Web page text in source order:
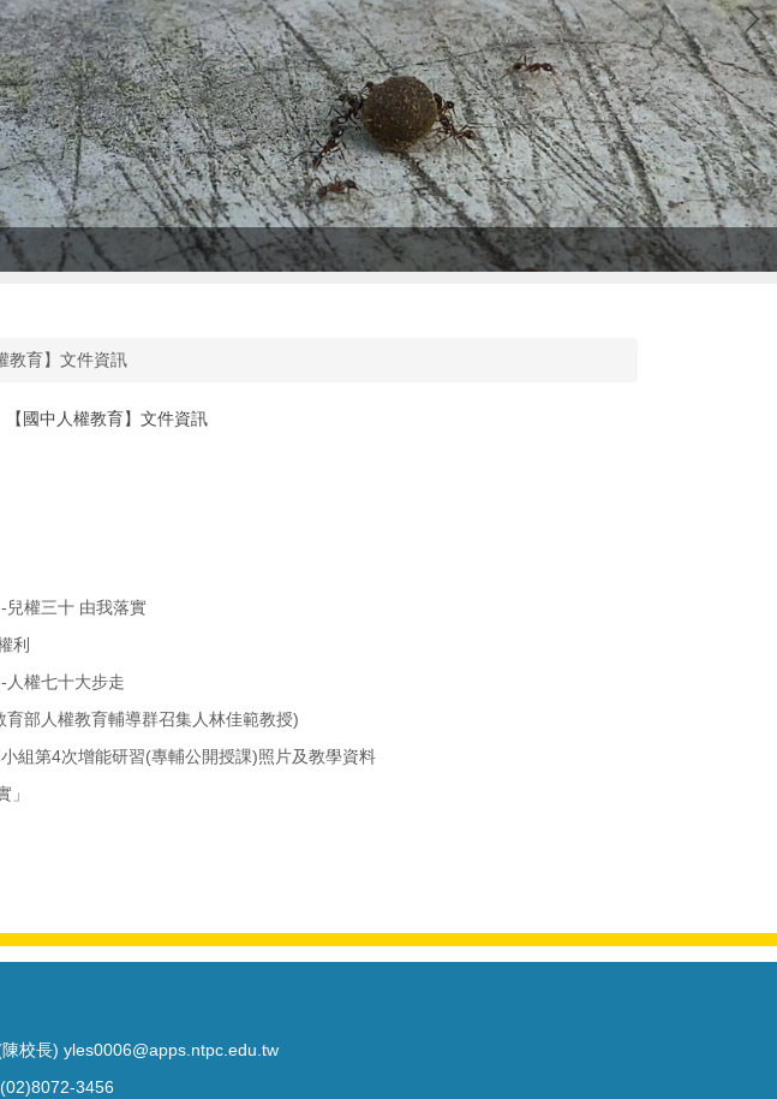
教育】文件資訊
【國中人權教育】文件資訊
兒權三十 由我落實
利
人權七十大步走
育部人權教育輔導群召集人林佳範教授)
組第4次增能研習(專輔公開授課)照片及教學資料
」
校長) yles0006@apps.ntpc.edu.tw
3456